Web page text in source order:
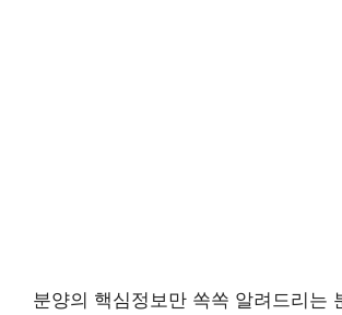
분양의 핵심정보만 쏙쏙 알려드리는